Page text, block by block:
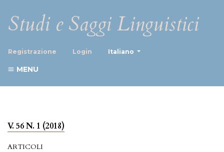
Studi e Saggi Linguistici
Registrazione Login Italiano
MENU
V. 56 N. 1 (2018)
ARTICOLI